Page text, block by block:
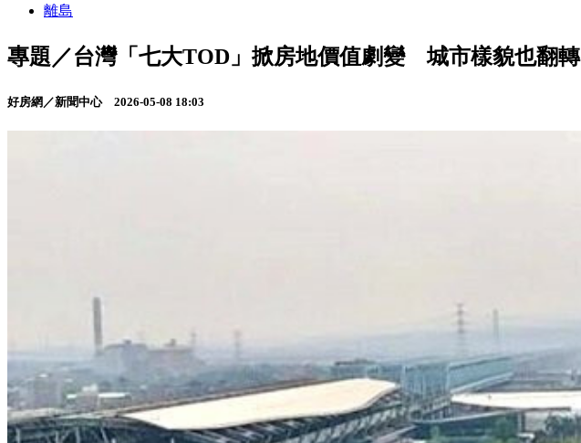
離島
專題／台灣「七大TOD」掀房地價值劇變 城市樣貌也翻轉
好房網／新聞中心 2026-05-08 18:03